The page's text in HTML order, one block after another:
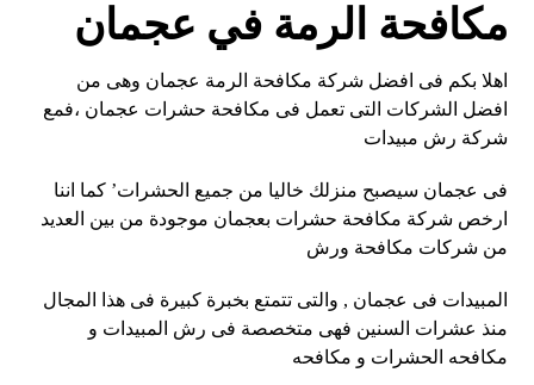
مكافحة الرمة في عجمان
اهلا بكم فى افضل شركة مكافحة الرمة عجمان وهى من
افضل الشركات التى تعمل فى مكافحة حشرات عجمان ،فمع
شركة رش مبيدات
فى عجمان سيصبح منزلك خاليا من جميع الحشرات’ كما اننا
ارخص شركة مكافحة حشرات بعجمان موجودة من بين العديد
من شركات مكافحة ورش
المبيدات فى عجمان , والتى تتمتع بخبرة كبيرة فى هذا المجال
منذ عشرات السنين فهى متخصصة فى رش المبيدات و
مكافحه الحشرات و مكافحه